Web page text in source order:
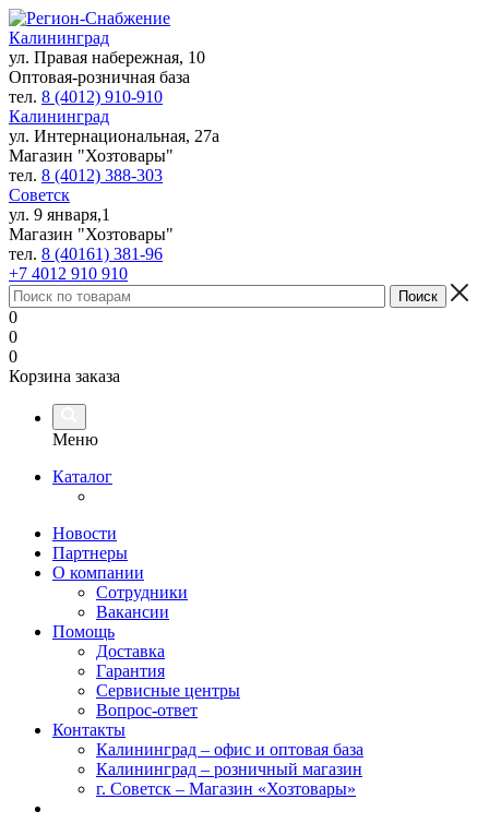
Калининград
ул. Правая набережная, 10
Оптовая-розничная база
тел. 8 (4012) 910-910
Калининград
ул. Интернациональная, 27а
Магазин "Хозтовары"
тел. 8 (4012) 388-303
Советск
ул. 9 января,1
Магазин "Хозтовары"
тел. 8 (40161) 381-96
+7 4012 910 910
0
0
0
Корзина заказа
Меню
Каталог
Новости
Партнеры
О компании
Сотрудники
Вакансии
Помощь
Доставка
Гарантия
Сервисные центры
Вопрос-ответ
Контакты
Калининград – офис и оптовая база
Калининград – розничный магазин
г. Советск – Магазин «Хозтовары»